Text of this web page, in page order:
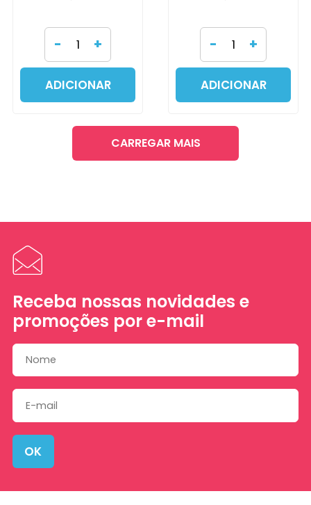
- +
ADICIONAR
- +
ADICIONAR
CARREGAR MAIS
Receba nossas novidades e
promoções por e-mail
OK